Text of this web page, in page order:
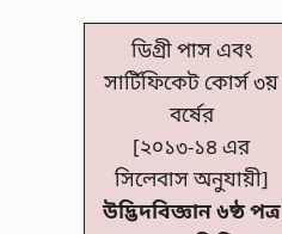
ডিগ্রী পাস এবং
সার্টিফিকেট কোর্স ৩য়
বর্ষের
[২০১৩-১৪ এর
সিলেবাস অনুযায়ী]
উদ্ভিদবিজ্ঞান ৬ষ্ঠ পত্র